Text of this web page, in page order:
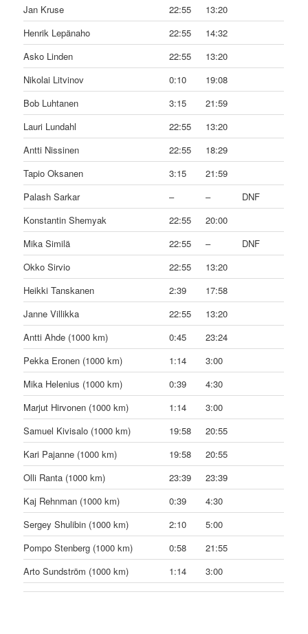
Jan Kruse
22:55
13:20
Henrik Lepänaho
22:55
14:32
Asko Linden
22:55
13:20
Nikolai Litvinov
0:10
19:08
Bob Luhtanen
3:15
21:59
Lauri Lundahl
22:55
13:20
Antti Nissinen
22:55
18:29
Tapio Oksanen
3:15
21:59
Palash Sarkar
– –
DNF
Konstantin Shemyak
22:55
20:00
Mika Similä
22:55 –
DNF
Okko Sirvio
22:55
13:20
Heikki Tanskanen
2:39
17:58
Janne Villikka
22:55
13:20
Antti Ahde (1000 km)
0:45
23:24
Pekka Eronen (1000 km)
1:14
3:00
Mika Helenius (1000 km)
0:39
4:30
Marjut Hirvonen (1000 km)
1:14
3:00
Samuel Kivisalo (1000 km)
19:58
20:55
Kari Pajanne (1000 km)
19:58
20:55
Olli Ranta (1000 km)
23:39
23:39
Kaj Rehnman (1000 km)
0:39
4:30
Sergey Shulibin (1000 km)
2:10
5:00
Pompo Stenberg (1000 km)
0:58
21:55
Arto Sundström (1000 km)
1:14 3:00